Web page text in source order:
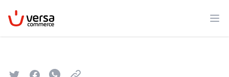
VersaCommerce
TwitterFacebookWhatsapp
Email